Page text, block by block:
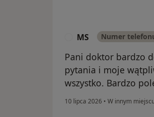
MS Numer
Pani doktor bardzo
pytania i moje
wszystko. Bardzo
10 lipca 2026 • W innym